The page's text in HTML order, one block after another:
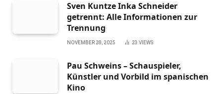
Sven Kuntze Inka Schneider
getrennt: Alle Informationen zur
Trennung
NOVEMBER 28, 2025 23 VIEWS
Pau Schweins – Schauspieler,
Künstler und Vorbild im spanischen
Kino